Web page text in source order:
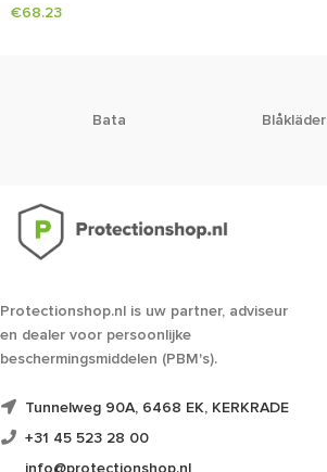
€68.23
Bata Blåkläder
Protectionshop.nl is uw partner, adviseur
en dealer voor persoonlijke
beschermingsmiddelen (PBM's).
Tunnelweg 90A, 6468 EK, KERKRADE
+31 45 523 28 00
info@protectionshop.nl